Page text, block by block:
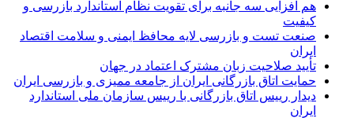
هم افزایی سه جانبه برای تقویت نظام استاندارد بازرسی و
کیفیت
صنعت تست و بازرسی لایه محافظ ایمنی و سلامت اقتصاد
ایران
تأیید صلاحیت زبان مشترک اعتماد در جهان
حمایت اتاق بازرگانی ایران از جامعه ممیزی و بازرسی ایران
دیدار رییس اتاق بازرگانی با رییس سازمان ملی استاندارد
ایران